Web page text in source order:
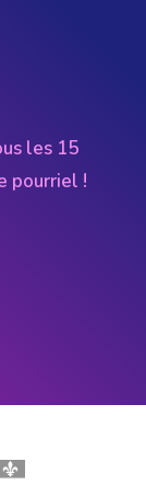
les 15
pourriel !